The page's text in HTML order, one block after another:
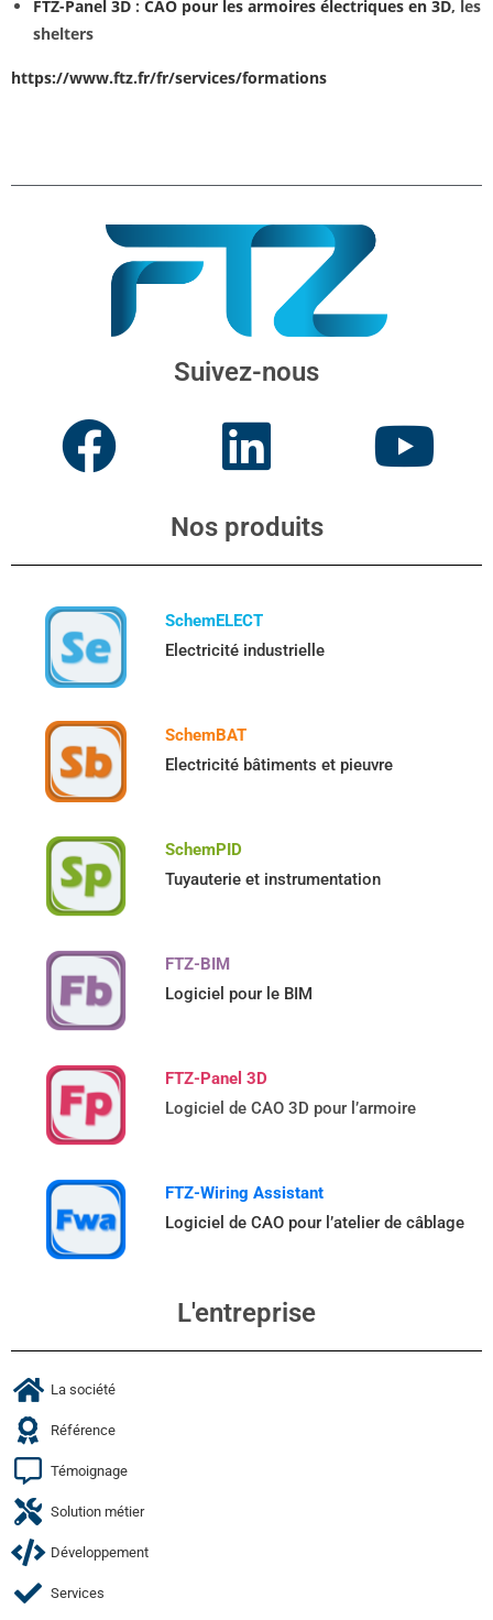
FTZ-Panel 3D : CAO pour les armoires électriques en 3D, les
shelters
https://www.ftz.fr/fr/services/formations
Suivez-nous
Nos produits
SchemELECT
Electricité industrielle
SchemBAT
Electricité bâtiments et pieuvre
SchemPID
Tuyauterie et instrumentation
FTZ-BIM
Logiciel pour le BIM
FTZ-Panel 3D
Logiciel de CAO 3D pour l’armoire
FTZ-Wiring Assistant
Logiciel de CAO pour l’atelier de câblage
L'entreprise
La société
Référence
Témoignage
Solution métier
Développement
Services